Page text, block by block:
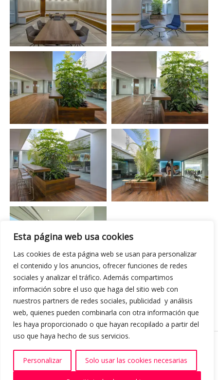
Esta página web usa cookies
Las cookies de esta página web se usan para personalizar
el contenido y los anuncios, ofrecer funciones de redes
sociales y analizar el tráfico. Además compartimos
información sobre el uso que haga del sitio web con
nuestros partners de redes sociales, publicidad y análisis
web, quienes pueden combinarla con otra información que
les haya proporcionado o que hayan recopilado a partir del
uso que haya hecho de sus servicios.
Personalizar Solo usar las cookies necesarias
62 40 08Email: info@proyectable.comCopyright ©2024 Proyectable. All